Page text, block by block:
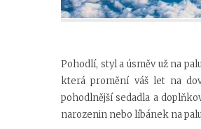
Pohodlí, styl a úsměv už na
která promění váš let na
pohodlnější sedadla a
narozenin nebo líbánek na